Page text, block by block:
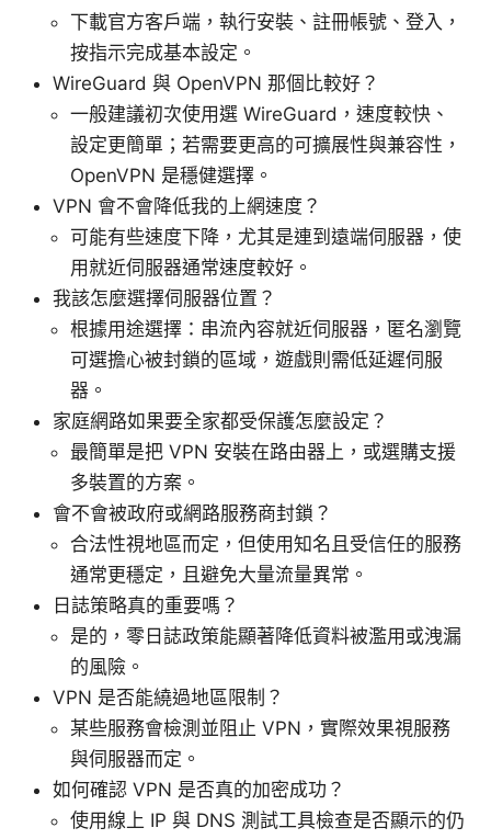
下載官方客戶端，執行安裝、註冊帳號、登入，
按指示完成基本設定。
WireGuard 與 OpenVPN 那個比較好？
一般建議初次使用選 WireGuard，速度較快、
設定更簡單；若需要更高的可擴展性與兼容性，
OpenVPN 是穩健選擇。
VPN 會不會降低我的上網速度？
可能有些速度下降，尤其是連到遠端伺服器，使
用就近伺服器通常速度較好。
我該怎麼選擇伺服器位置？
根據用途選擇：串流內容就近伺服器，匿名瀏覽
可選擔心被封鎖的區域，遊戲則需低延遲伺服
器。
家庭網路如果要全家都受保護怎麼設定？
最簡單是把 VPN 安裝在路由器上，或選購支援
多裝置的方案。
會不會被政府或網路服務商封鎖？
合法性視地區而定，但使用知名且受信任的服務
通常更穩定，且避免大量流量異常。
日誌策略真的重要嗎？
是的，零日誌政策能顯著降低資料被濫用或洩漏
的風險。
VPN 是否能繞過地區限制？
某些服務會檢測並阻止 VPN，實際效果視服務
與伺服器而定。
如何確認 VPN 是否真的加密成功？
使用線上 IP 與 DNS 測試工具檢查是否顯示的仍